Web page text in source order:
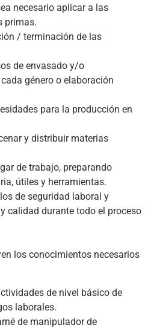
necesario aplicar a las
primas.
/ terminación de las
de envasado y/o
género o elaboración
para la producción en
y distribuir materias
de trabajo, preparando
útiles y herramientas.
de seguridad laboral y
calidad durante todo el proceso
los conocimientos necesarios
de nivel básico de
laborales.
de manipulador de